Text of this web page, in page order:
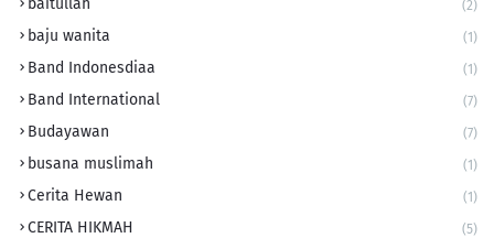
baitullah (2)
baju wanita (1)
Band Indonesdiaa (1)
Band International (7)
Budayawan (7)
busana muslimah (1)
Cerita Hewan (1)
CERITA HIKMAH (5)